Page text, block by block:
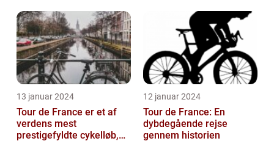
professionel c...
13 januar 2024
Tour de France er et af
verdens mest
prestigefyldte cykelløb,
12 januar 2024
Tour de France: En
dybdegående rejse
gennem historien